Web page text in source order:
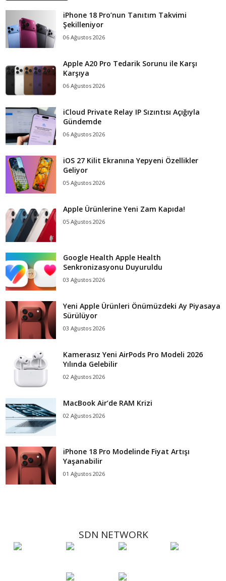
iPhone 18 Pro’nun Tanıtım Takvimi
Şekilleniyor
06 Ağustos 2026
Apple A20 Pro Tedarik Sorunu ile Karşı
Karşıya
06 Ağustos 2026
iCloud Private Relay IP Sızıntısı Açığıyla
Gündemde
06 Ağustos 2026
iOS 27 Kilit Ekranına Yepyeni Özellikler
Geliyor
05 Ağustos 2026
Apple Ürünlerine Yeni Zam Kapıda!
05 Ağustos 2026
Google Health Apple Health
Senkronizasyonu Duyuruldu
03 Ağustos 2026
Yeni Apple Ürünleri Önümüzdeki Ay Piyasaya
Sürülüyor
03 Ağustos 2026
Kamerasız Yeni AirPods Pro Modeli 2026
Yılında Gelebilir
02 Ağustos 2026
MacBook Air’de RAM Krizi
02 Ağustos 2026
iPhone 18 Pro Modelinde Fiyat Artışı
Yaşanabilir
01 Ağustos 2026
SDN NETWORK